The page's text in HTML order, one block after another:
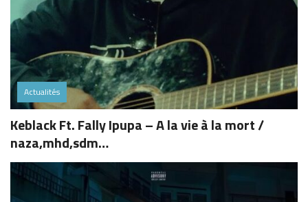
Actualités
Keblack Ft. Fally Ipupa – A la vie à la mort /
naza,mhd,sdm…